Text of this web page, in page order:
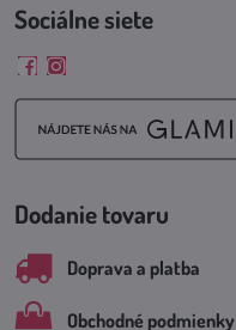
Sociálne siete
FacebookInstagram
Dodanie tovaru
Doprava a platba
Obchodné podmienky